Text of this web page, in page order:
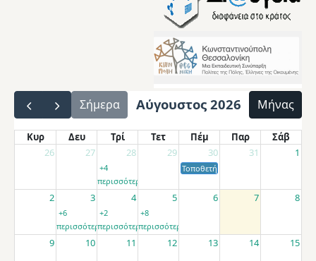
Σήμερα Αύγουστος 2026 Μήνας
Κυρ Δευ Τρί Τετ Πέμ Παρ
Σάβ
26
27 28 29 30 31 1
+4
περισσότερα
Τοποθετήσεις αποσπασμένων
2 3 4 5 6 7 8
+6
περισσότερα
+2
περισσότερα
+8
περισσότερα
9 10 11 12 13 14 15